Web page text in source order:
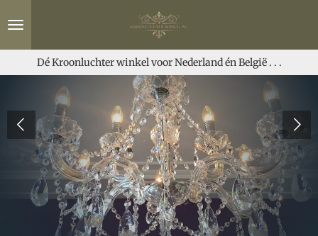
direct
hoofdinhoud
Dé Kroonluchter winkel voor Nederland én België . . .